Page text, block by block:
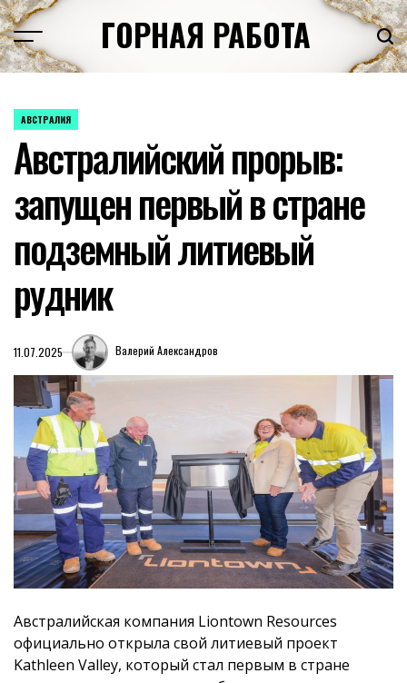
Перейти
к
содержимому
ГОРНАЯ РАБОТА
ОПУБЛИКОВАНО
АВСТРАЛИЯ
Австралийский прорыв:
запущен первый в стране
подземный литиевый
рудник
11.07.2025 Валерий Александров
Австралийская компания Liontown Resources
официально открыла свой литиевый проект
Kathleen Valley, который стал первым в стране